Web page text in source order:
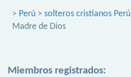
> Perú > solteros cristianos Perú
Madre de Dios
Miembros registrados: